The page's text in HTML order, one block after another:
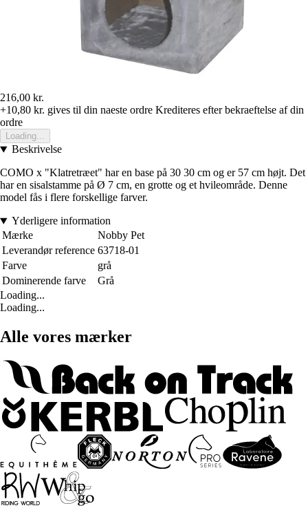
216,00 kr.
+10,80 kr. gives til din naeste ordre Krediteres efter bekraeftelse af din
ordre
Loading...
Beskrivelse
COMO x "Klatretræet" har en base på 30 30 cm og er 57 cm højt. Det
har en sisalstamme på Ø 7 cm, en grotte og et hvileområde. Denne
model fås i flere forskellige farver.
Yderligere information
Mærke
Nobby Pet
Leverandør reference 63718-01
Farve
grå
Dominerende farve
Grå
Loading...
Loading...
Alle vores mærker